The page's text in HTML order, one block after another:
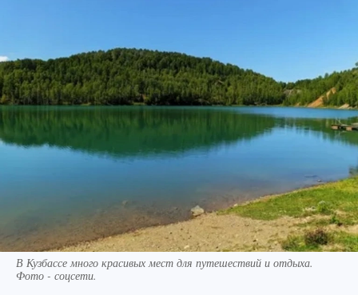
В Кузбассе много красивых мест для путешествий и отдыха.
Фото - соцсети.